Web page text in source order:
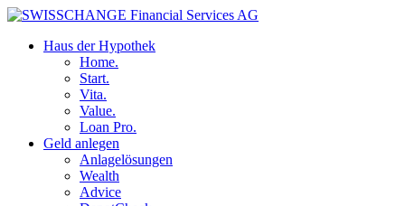
Haus der Hypothek
Home.
Start.
Vita.
Value.
Loan Pro.
Geld anlegen
Anlagelösungen
Wealth
Advice